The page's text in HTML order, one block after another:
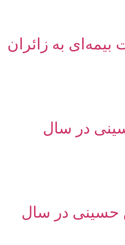
بیمه‌ای به زائران
در سال
حسینی در سال